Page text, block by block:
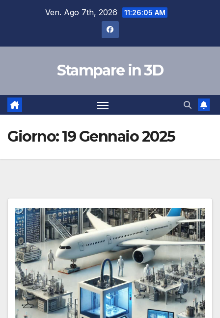
Ven. Ago 7th, 2026 11:26:05 AM
Stampare in 3D
Giorno:19 Gennaio 2025